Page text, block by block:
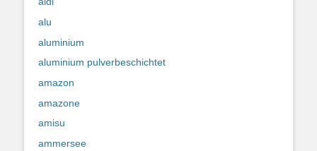
alu
aluminium
aluminium pulverbeschichtet
amazon
amazone
amisu
ammersee